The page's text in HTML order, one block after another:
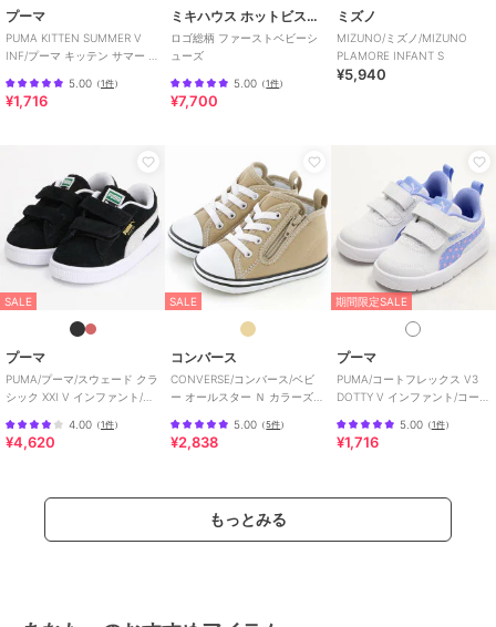
ューズ
性別タイプ
ガールズ
ベビーシューズ
ファーストシ
ューズ
ボーイズ
カラー
サイズ 5サイズ展開
素材
白：（皮革部分） 合成皮革、（底
材の種類） 合成底
商品のお取り扱い方法
特徴
ベビーシューズ
ロゴ
ファーストシューズ
ロゴ
プーマ
PUMA KITTEN SUMMER V
INF/プーマ キッテン サマー V
5.00 （1件）
¥1,716
ミキハウス ホットビスケッツ
ロゴ総柄 ファーストベビーシ
ューズ
5.00 （1件）
¥7,700
ミズノ
MIZUNO/ミズノ/MIZUNO
PLAMORE INFANT S
¥5,940
SALE
プーマ
PUMA/プーマ/スウェード クラ
シック XXI V インファント/ベ
4.00 （1件）
¥4,620
SALE
コンバース
CONVERSE/コンバース/ベビ
ー オールスター Ｎ カラーズ
5.00 （5件）
¥2,838
期間限定SALE
プーマ
PUMA/コートフレックス V3
DOTTY V インファント/コート
5.00（1件）
¥1,716
もっとみる